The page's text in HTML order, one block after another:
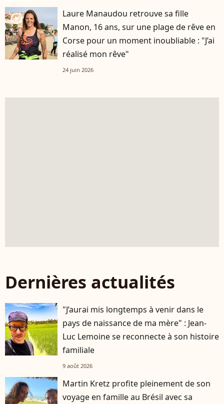
player2
Laure Manaudou retrouve sa fille
Manon, 16 ans, sur une plage de rêve en
Corse pour un moment inoubliable : "J’ai
réalisé mon rêve"
24 juin 2026
Dernières actualités
"J’aurai mis longtemps à venir dans le
pays de naissance de ma mère" : Jean-
Luc Lemoine se reconnecte à son histoire
familiale
9 août 2026
Martin Kretz profite pleinement de son
voyage en famille au Brésil avec sa